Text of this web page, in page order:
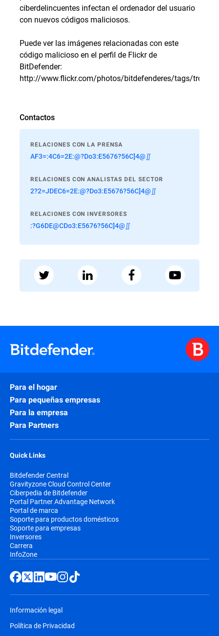
ciberdelincuentes infectan el ordenador del usuario
con nuevos códigos maliciosos.
Puede ver las imágenes relacionadas con este
código malicioso en el perfil de Flickr de
BitDefender:
http://www.flickr.com/photos/bitdefenderes/tags/
Contactos
RELACIONES CON LA PRENSA
AF3=:4C6=2E:@?Do3:E5676?56C]4@∬
RELACIONES CON ANALISTAS DEL SECTOR
2?2=JDEC6=2E:@?Do3:E5676?56C]4@∬
RELACIONES CON INVERSORES
:?G6DE@CDo3:E5676?56C]4@∬
Para el hogar
Para pequeñas empresas
Para la empresa
Para Partners
Quick Links
Bitdefender Central
Gravityzone Cloud Control Center
Ciberpedia de Bitdefender
Portal Partner Advantage Network
Portal de marca
Soporte para productos domésticos
Soporte para empresas
Inversores
Carrera
InfoZone
Información legal
Política de Privacidad